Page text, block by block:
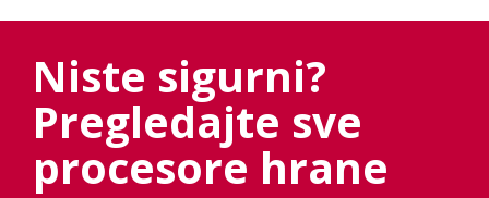
Niste sigurni?
Pregledajte sve
procesore hrane